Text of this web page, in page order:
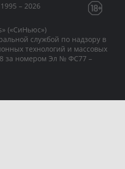
– 2026
(«СиНьюс»)
службой по надзору в
технологий и массовых
за номером Эл № ФС77 –